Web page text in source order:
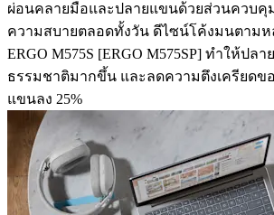
ผ่อนคลายมือและปลายแขนด้วยส่วนควบคุ
ความสบายตลอดทั้งวัน ดีไซน์โค้งมนตามห
ERGO M575S [ERGO M575SP] ทำให้ปล
ธรรมชาติมากขึ้น และลดความตึงเครียดข
แขนลง 25%